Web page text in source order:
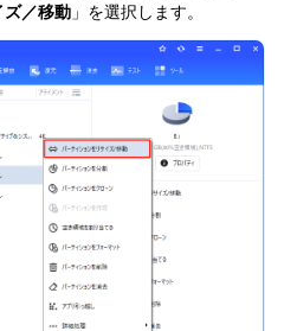
ズ／移動 」を選択します。